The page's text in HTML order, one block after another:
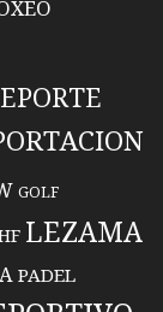
GOLF
LEZAMA
PADEL